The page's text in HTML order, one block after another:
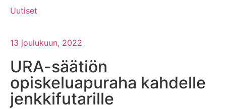
Uutiset
13 joulukuun, 2022
URA-säätiön
opiskeluapuraha kahdelle
jenkkifutarille